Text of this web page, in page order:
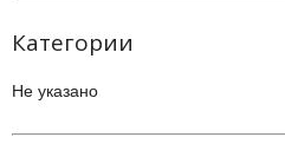
Категории
Не указано